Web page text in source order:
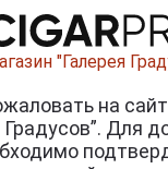
"Галерея
на
Градусов”. Для